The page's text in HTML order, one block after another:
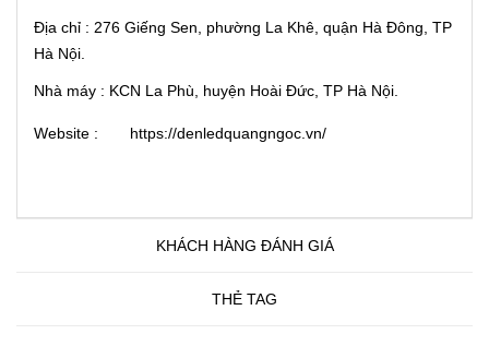
Địa chỉ : 276 Giếng Sen, phường La Khê, quận Hà Đông, TP
Hà Nội.
Nhà máy : KCN La Phù, huyện Hoài Đức, TP Hà Nội.
Website : https://denledquangngoc.vn/
KHÁCH HÀNG ĐÁNH GIÁ
THẺ TAG